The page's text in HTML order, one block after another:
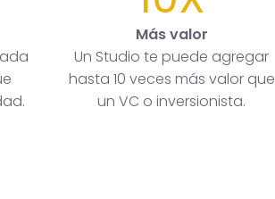
Más valor
Un Studio te puede agregar
hasta 10 veces más valor que
un VC o inversionista.